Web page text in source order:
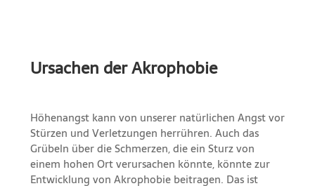
Ursachen der Akrophobie
Höhenangst kann von unserer natürlichen Angst vor
Stürzen und Verletzungen herrühren. Auch das
Grübeln über die Schmerzen, die ein Sturz von
einem hohen Ort verursachen könnte, könnte zur
Entwicklung von Akrophobie beitragen. Das ist